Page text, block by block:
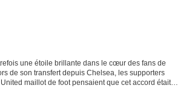
une étoile brillante dans le cœur des fans de
de son transfert depuis Chelsea, les supporters
maillot de foot pensaient que cet accord était